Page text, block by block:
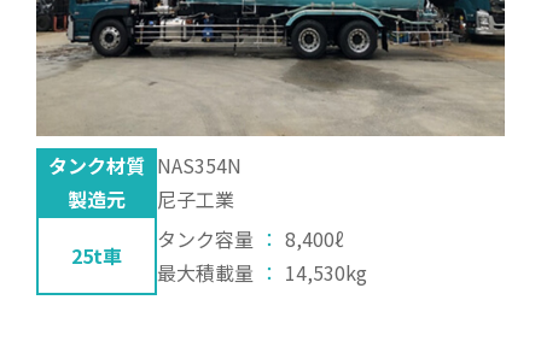
タンク材質 NAS354N
製造元
尼子工業
25t車
タンク容量 ： 8,400ℓ
最大積載量 ： 14,530kg